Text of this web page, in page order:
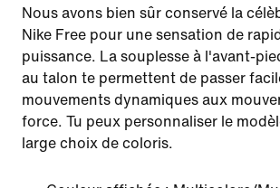
Nous avons bien sûr conservé la
Nike Free pour une sensation de
puissance. La souplesse à l'avant-
au talon te permettent de passer
mouvements dynamiques aux
force. Tu peux personnaliser le
large choix de coloris.